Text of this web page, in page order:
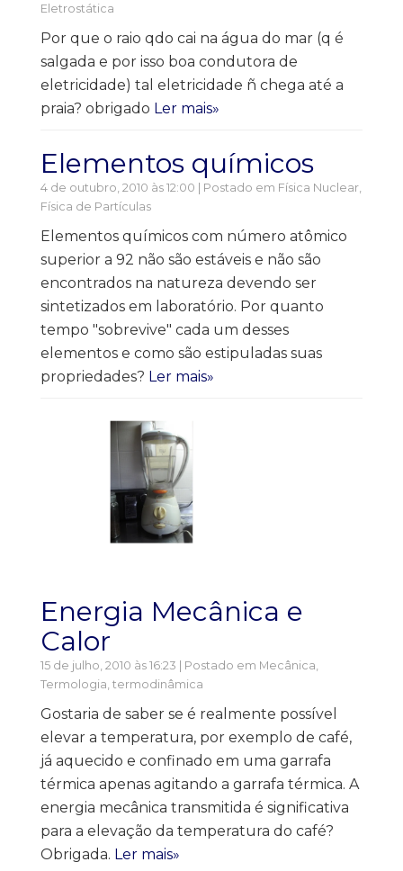
Eletrostática
Por que o raio qdo cai na água do mar (q é
salgada e por isso boa condutora de
eletricidade) tal eletricidade ñ chega até a
praia? obrigado Ler mais»
Elementos químicos
4 de outubro, 2010 às 12:00 | Postado em Física Nuclear,
Física de Partículas
Elementos químicos com número atômico
superior a 92 não são estáveis e não são
encontrados na natureza devendo ser
sintetizados em laboratório. Por quanto
tempo "sobrevive" cada um desses
elementos e como são estipuladas suas
propriedades? Ler mais»
Energia Mecânica e
Calor
15 de julho, 2010 às 16:23 | Postado em Mecânica
Termologia, termodinâmica
Gostaria de saber se é realmente possível
elevar a temperatura, por exemplo de café,
já aquecido e confinado em uma garrafa
térmica apenas agitando a garrafa térmica. A
energia mecânica transmitida é significativa
para a elevação da temperatura do café?
Obrigada. Ler mais»